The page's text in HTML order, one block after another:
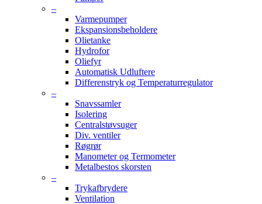
–
Varmepumper
Ekspansionsbeholdere
Olietanke
Hydrofor
Oliefyr
Automatisk Udluftere
Differenstryk og Temperaturregulator
–
Snavssamler
Isolering
Centralstøvsuger
Div. ventiler
Røgrør
Manometer og Termometer
Metalbestos skorsten
–
Trykafbrydere
Ventilation